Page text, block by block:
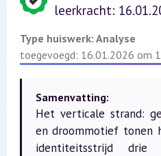
leerkracht:
Type huiswerk: Analyse
toegevoegd: 16.01.2026 om
Samenvatting:
Het verticale strand:
en droommotief tonen
identiteitsstrijd drie